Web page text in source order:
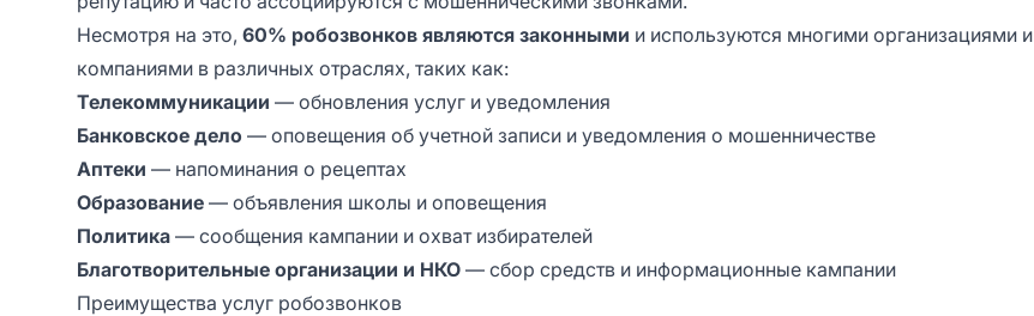
Несмотря на это, 60% робозвонков являются законными и используются многими организациями и
компаниями в различных отраслях, таких как:
Телекоммуникации — обновления услуг и уведомления
Банковское дело — оповещения об учетной записи и уведомления о мошенничестве
Аптеки — напоминания о рецептах
Образование — объявления школы и оповещения
Политика — сообщения кампании и охват избирателей
Благотворительные организации и НКО — сбор средств и информационные кампании
Преимущества услуг робозвонков